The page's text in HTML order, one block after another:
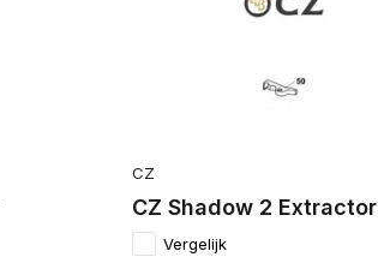
CZ
CZ Shadow 2 Extractor
Vergelijk